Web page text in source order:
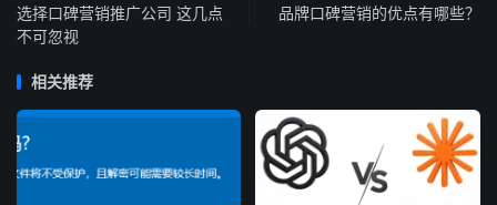
选择口碑营销推广公司 这几点
不可忽视
品牌口碑营销的优点有哪些？
相关推荐